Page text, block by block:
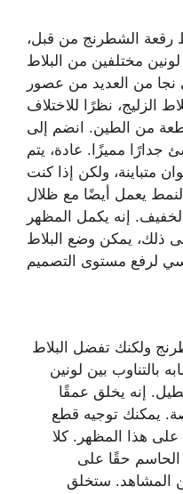
رقعة الشطرنج من قبل،
مختلفين من البلاط
نجا من العديد من عصور
الزليج، نظرًا للاختلاف
من الطين. انضم إلى
جدارًا مميزًا. عادة، يتم
متباينة، ولكن إذا كنت
يعمل أيضًا مع ظلال
إنه يكمل المظهر
ذلك، يمكن وضع البلاط
ولكنك تفضل البلاط
بالتناوب بين لونين
إنه يخلق عمقًا
يمكنك توجيه قطع
على هذا المظهر. كلا
الحاسم حقًا على
المشاهد. ستخلق